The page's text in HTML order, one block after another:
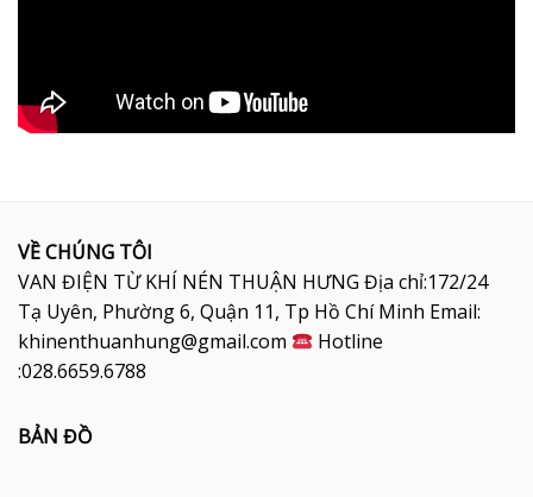
VỀ CHÚNG TÔI
VAN ĐIỆN TỪ KHÍ NÉN THUẬN HƯNG Địa chỉ:172/24
Tạ Uyên, Phường 6, Quận 11, Tp Hồ Chí Minh Email:
khinenthuanhung@gmail.com
Hotline
:028.6659.6788
BẢN ĐỒ